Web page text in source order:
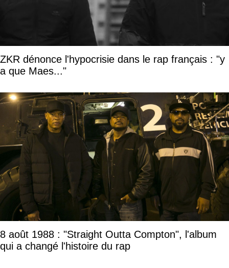
ZKR dénonce l'hypocrisie dans le rap français : "y
a que Maes..."
8 août 1988 : "Straight Outta Compton", l'album
qui a changé l'histoire du rap